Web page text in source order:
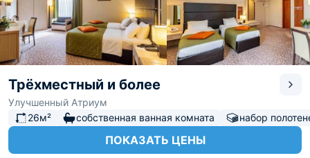
Трёхместный и более
Улучшенный Атриум
26м²
собственная ванная комната набор
ПОКАЗАТЬ ЦЕНЫ